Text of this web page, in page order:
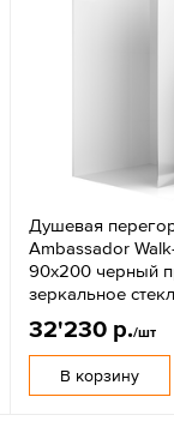
Душевая
Ambassador
90x200 черный
зеркальное
32'230 р./шт
В корзину